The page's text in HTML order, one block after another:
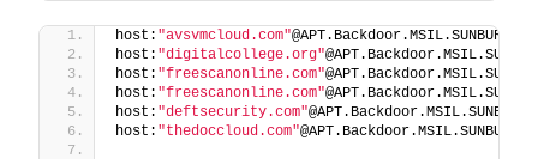
host: "avsvmcloud.com"@APT.Backdoor.MSIL.SUNBURST
host: "digitalcollege.org"
host: "freescanonline.com"
host: "freescanonline.com"
host: "deftsecurity.com"@APT.Backdoor.MSIL.SUNBURST
host: "thedoccloud.com"@APT.Backdoor.MSIL.SUNBURST